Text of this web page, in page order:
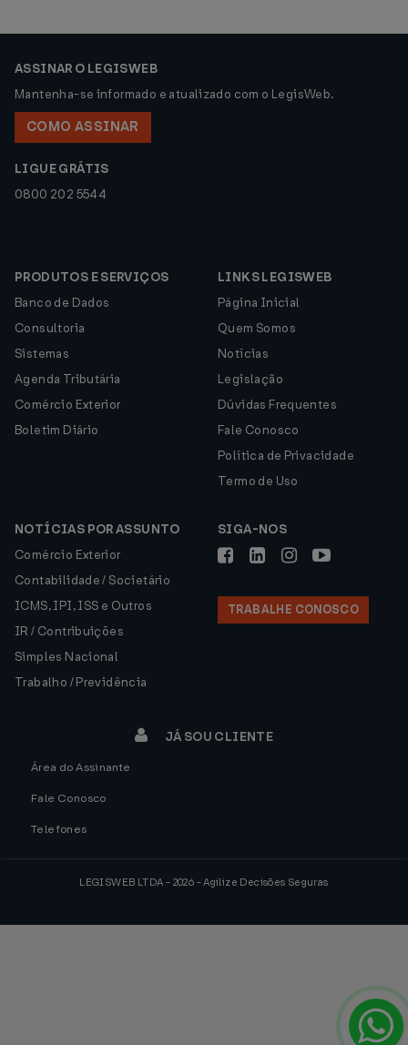
ASSINAR O LEGISWEB
Mantenha-se informado e atualizado com o LegisWeb.
COMO ASSINAR
LIGUE GRÁTIS
0800 202 5544
PRODUTOS E SERVIÇOS
Banco de Dados
Consultoria
Sistemas
Agenda Tributária
Comércio Exterior
Boletim Diário
LINKS LEGISWEB
Página Inicial
Quem Somos
Notícias
Legislação
Dúvidas Frequentes
Fale Conosco
Política de Privacidade
Termo de Uso
NOTÍCIAS POR ASSUNTO
Comércio Exterior
Contabilidade / Societário
ICMS, IPI, ISS e Outros
IR / Contribuições
Simples Nacional
Trabalho / Previdência
SIGA-NOS
TRABALHE CONOSCO
JÁ SOU CLIENTE
Área do Assinante
Fale Conosco
Telefones
LEGISWEB LTDA - 2026 - Agilize Decisões Seguras